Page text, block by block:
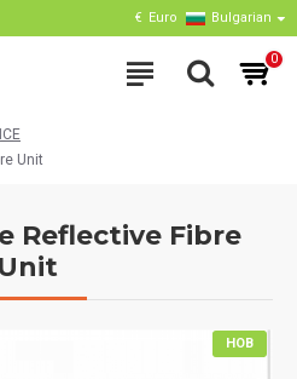
€ Euro Bulgarian
0
Unit
Reflective Fibre
Unit
НОВ